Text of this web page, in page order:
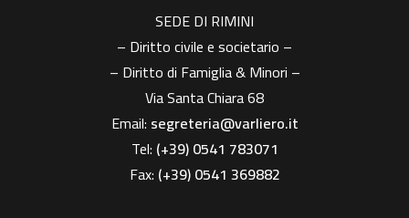
SEDE DI RIMINI
– Diritto civile e societario –
– Diritto di Famiglia & Minori –
Via Santa Chiara 68
Email: segreteria@varliero.it
Tel: (+39) 0541 783071
Fax: (+39)0541 369882